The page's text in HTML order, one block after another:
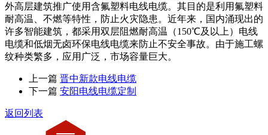
外高层建筑推广使用含氟塑料电线电缆。其目的是利用氟塑料
耐高温、不燃等特性，防止火灾隐患。近年来，国内涌现出的
许多智能建筑，都采用双层阻燃耐高温（150℃及以上）电线
电缆和低烟无卤环保电线电缆来防止不安全事故。由于施工螺
纹种类繁多，应用广泛，市场容量巨大。
上一篇 晋中新款电线电缆
下一篇 安阳电线电缆定制
返回列表